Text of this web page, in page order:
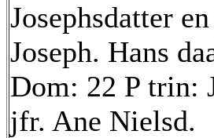
Josephsdatter
Joseph. Hans
Dom: 22 P trin:
jfr. Ane Nielsd.